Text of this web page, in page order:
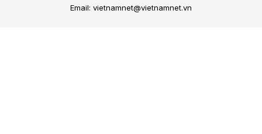
Email: vietnamnet@vietnamnet.vn